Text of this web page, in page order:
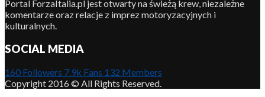
Portal ForzaItalia.pl jest otwarty na świeżą krew, niezależne
komentarze oraz relacje z imprez motoryzacyjnych i
kulturalnych.
SOCIAL MEDIA
160 Followers 7.9k Fans 132 Members
Copyright 2016 © All Rights Reserved.